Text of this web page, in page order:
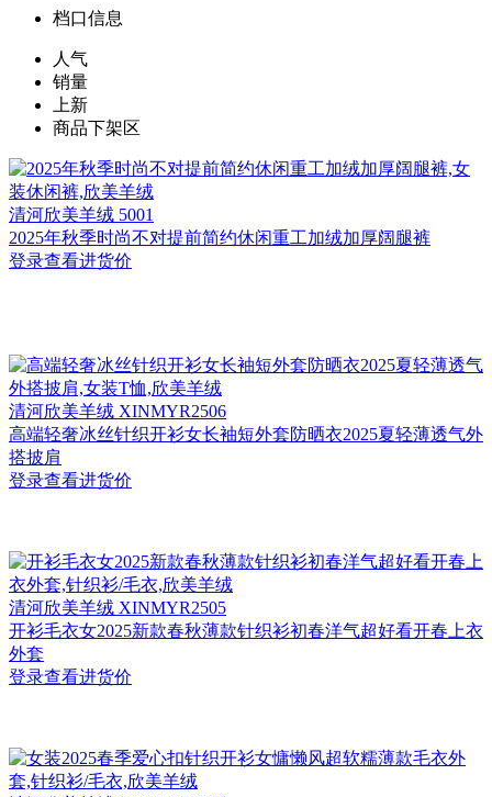
档口信息
人气
销量
上新
商品下架区
清河欣美羊绒 5001
2025年秋季时尚不对提前简约休闲重工加绒加厚阔腿裤
登录查看进货价
清河欣美羊绒 XINMYR2506
高端轻奢冰丝针织开衫女长袖短外套防晒衣2025夏轻薄透气外
搭披肩
登录查看进货价
清河欣美羊绒 XINMYR2505
开衫毛衣女2025新款春秋薄款针织衫初春洋气超好看开春上衣
外套
登录查看进货价